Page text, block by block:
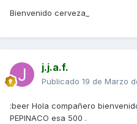
Bienvenido cerveza_
j.j.a.f.
Publicado 19 de Marzo
:beer Hola compañero
PEPINACO esa 500 .